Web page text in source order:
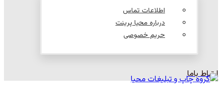
اطلاعات تماس
درباره محیا پرینت
حریم خصوصی
ارتباط باما